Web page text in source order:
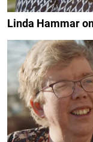
Linda Hammar